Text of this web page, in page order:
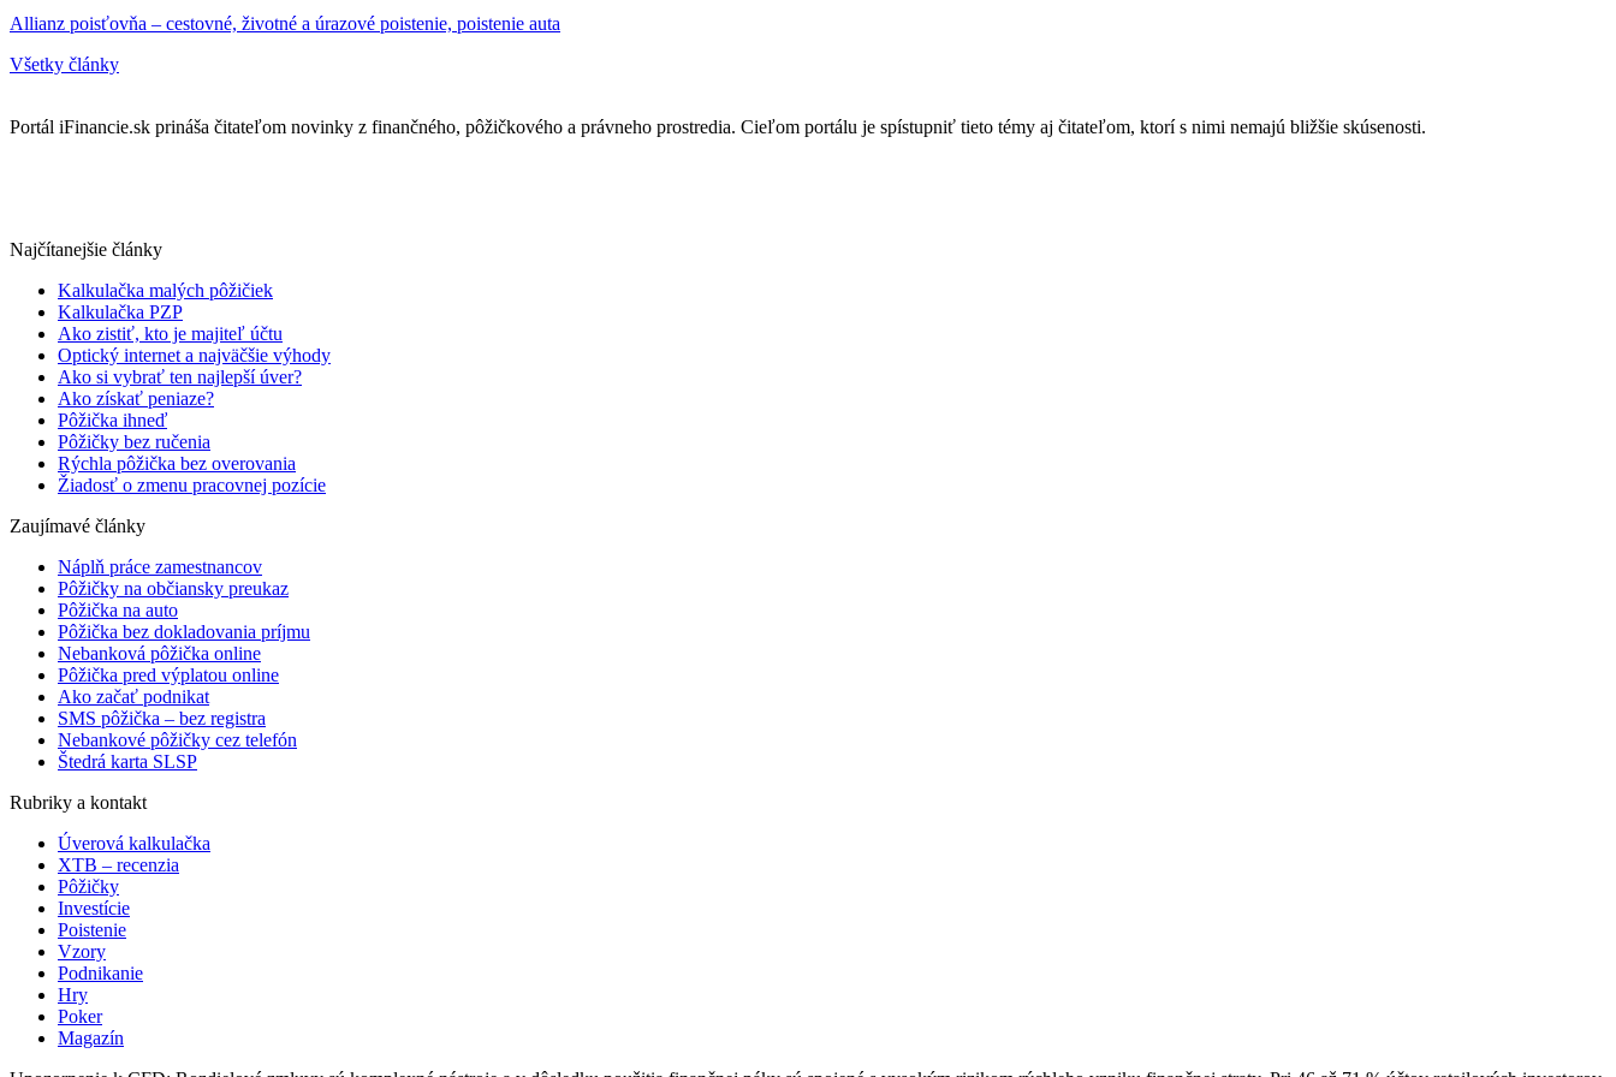
Allianz poisťovňa – cestovné, životné a úrazové poistenie, poistenie auta
Všetky články
Portál iFinancie.sk prináša čitateľom novinky z finančného, pôžičkového a právneho prostredia. Cieľom portálu je spístupniť tieto témy aj čitateľom, ktorí s nimi nemajú bližšie skúsenosti.
Najčítanejšie články
Kalkulačka malých pôžičiek
Kalkulačka PZP
Ako zistiť, kto je majiteľ účtu
Optický internet a najväčšie výhody
Ako si vybrať ten najlepší úver?
Ako získať peniaze?
Pôžička ihneď
Pôžičky bez ručenia
Rýchla pôžička bez overovania
Žiadosť o zmenu pracovnej pozície
Zaujímavé články
Náplň práce zamestnancov
Pôžičky na občiansky preukaz
Pôžička na auto
Pôžička bez dokladovania príjmu
Nebanková pôžička online
Pôžička pred výplatou online
Ako začať podnikat
SMS pôžička – bez registra
Nebankové pôžičky cez telefón
Štedrá karta SLSP
Rubriky a kontakt
Úverová kalkulačka
XTB – recenzia
Pôžičky
Investície
Poistenie
Vzory
Podnikanie
Hry
Poker
Magazín